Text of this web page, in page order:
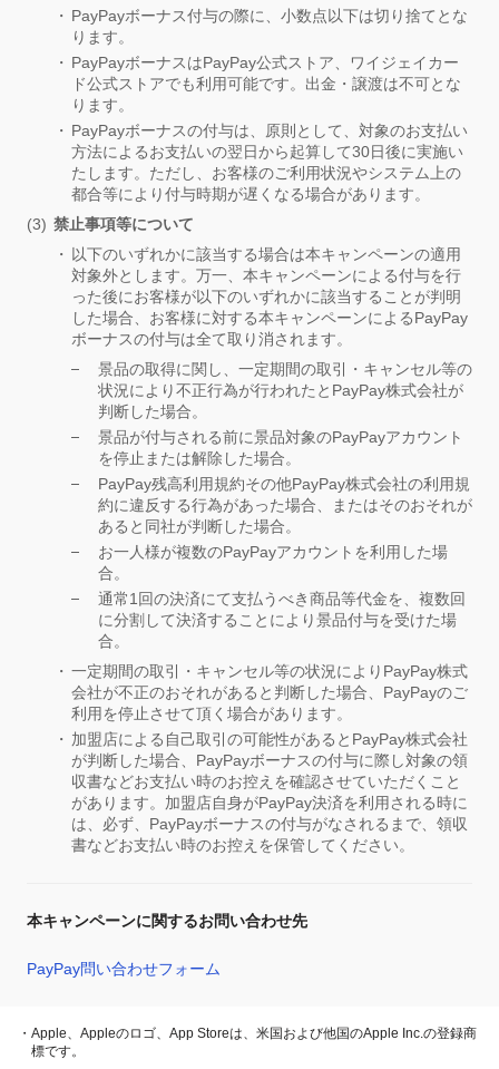
PayPayボーナス付与の際に、小数点以下は切り捨てとな
ります。
PayPayボーナスはPayPay公式ストア、ワイジェイカー
ド公式ストアでも利用可能です。出金・譲渡は不可とな
ります。
PayPayボーナスの付与は、原則として、対象のお支払い
方法によるお支払いの翌日から起算して30日後に実施い
たします。ただし、お客様のご利用状況やシステム上の
都合等により付与時期が遅くなる場合があります。
禁止事項等について
以下のいずれかに該当する場合は本キャンペーンの適用
対象外とします。万一、本キャンペーンによる付与を行
った後にお客様が以下のいずれかに該当することが判明
した場合、お客様に対する本キャンペーンによるPayPay
ボーナスの付与は全て取り消されます。
景品の取得に関し、一定期間の取引・キャンセル等の
状況により不正行為が行われたとPayPay株式会社が
判断した場合。
景品が付与される前に景品対象のPayPayアカウント
を停止または解除した場合。
PayPay残高利用規約その他PayPay株式会社の利用規
約に違反する行為があった場合、またはそのおそれが
あると同社が判断した場合。
お一人様が複数のPayPayアカウントを利用した場
合。
通常1回の決済にて支払うべき商品等代金を、複数回
に分割して決済することにより景品付与を受けた場
合。
一定期間の取引・キャンセル等の状況によりPayPay株式
会社が不正のおそれがあると判断した場合、PayPayのご
利用を停止させて頂く場合があります。
加盟店による自己取引の可能性があるとPayPay株式会社
が判断した場合、PayPayボーナスの付与に際し対象の領
収書などお支払い時のお控えを確認させていただくこと
があります。加盟店自身がPayPay決済を利用される時に
は、必ず、PayPayボーナスの付与がなされるまで、領収
書などお支払い時のお控えを保管してください。
本キャンペーンに関するお問い合わせ先
PayPay問い合わせフォーム
・Apple、Appleのロゴ、App Storeは、米国および他国のApple Inc.の登録商
標です。